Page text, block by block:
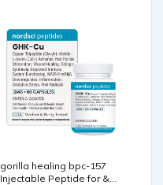
gorilla healing bpc-157
Injectable Peptide for &